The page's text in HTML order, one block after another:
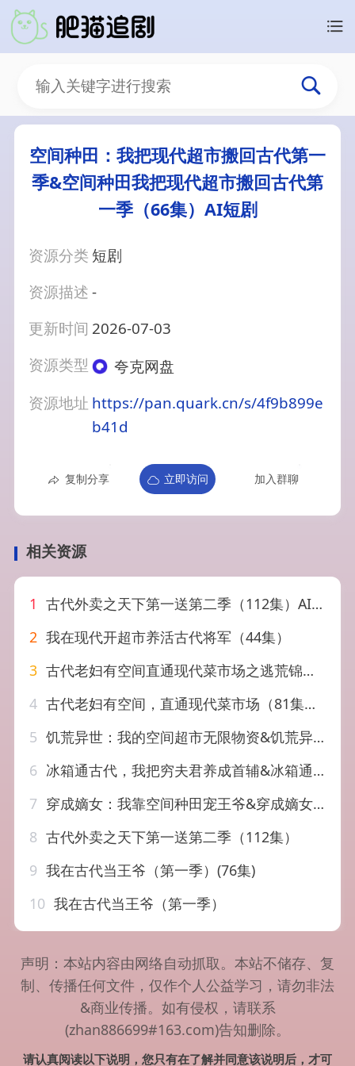
空间种田：我把现代超市搬回古代第一
季&空间种田我把现代超市搬回古代第
一季（66集）AI短剧
资源分类 短剧
资源描述-
更新时间 2026-07-03
资源类型
夸克网盘
资源地址 https://pan.quark.cn/s/4f9b899e
b41d
复制分享 立即访问 加入群聊
相关资源
1 古代外卖之天下第一送第二季（112集）AI短剧
2 我在现代开超市养活古代将军（44集）
3 古代老妇有空间直通现代菜市场之逃荒锦鲤（66集）
4 古代老妇有空间，直通现代菜市场（81集）佴一文＆荀熙
5 饥荒异世：我的空间超市无限物资&饥荒异世我的空间超市无限物资（60集）AI短剧
6 冰箱通古代，我把穷夫君养成首辅&冰箱通古代我把穷夫君养成首辅（45集）AI短剧
7 穿成嫡女：我靠空间种田宠王爷&穿成嫡女我靠空间种田宠王爷（81集）AI短剧
8 古代外卖之天下第一送第二季（112集）
9 我在古代当王爷（第一季）(76集)
10 我在古代当王爷（第一季）
声明：本站内容由网络自动抓取。本站不储存、复
制、传播任何文件，仅作个人公益学习，请勿非法
&商业传播。如有侵权，请联系
(zhan886699#163.com)告知删除。
请认真阅读以下说明，您只有在了解并同意该说明后，才可